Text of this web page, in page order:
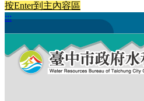
按Enter到主內容區
:::